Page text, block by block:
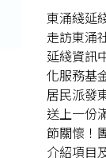
東涌綫延
走訪東涌
延綫資訊
化服務基
居民派發
送上一份
節關懷！
介紹項目